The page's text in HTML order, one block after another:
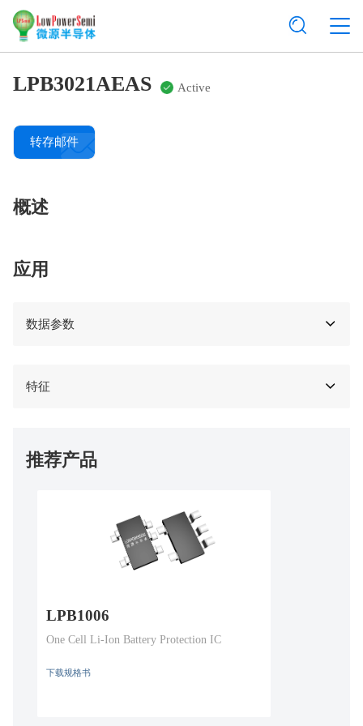
LPB3021AEAS Active
转存邮件
概述
应用
数据参数
特征
推荐产品
LPB1006
One Cell Li-Ion Battery Protection IC
下载规格书